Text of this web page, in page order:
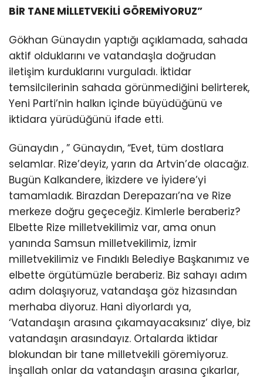
BİR TANE MİLLETVEKİLİ GÖREMİYORUZ”
Gökhan Günaydın yaptığı açıklamada, sahada
aktif olduklarını ve vatandaşla doğrudan
iletişim kurduklarını vurguladı. İktidar
temsilcilerinin sahada görünmediğini belirterek,
Yeni Parti’nin halkın içinde büyüdüğünü ve
iktidara yürüdüğünü ifade etti.
Günaydın , ” Günaydın, “Evet, tüm dostlara
selamlar. Rize’deyiz, yarın da Artvin’de olacağız.
Bugün Kalkandere, İkizdere ve İyidere’yi
tamamladık. Birazdan Derepazarı’na ve Rize
merkeze doğru geçeceğiz. Kimlerle beraberiz?
Elbette Rize milletvekilimiz var, ama onun
yanında Samsun milletvekilimiz, İzmir
milletvekilimiz ve Fındıklı Belediye Başkanımız ve
elbette örgütümüzle beraberiz. Biz sahayı adım
adım dolaşıyoruz, vatandaşa göz hizasından
merhaba diyoruz. Hani diyorlardı ya,
‘Vatandaşın arasına çıkamayacaksınız’ diye, biz
vatandaşın arasındayız. Ortalarda iktidar
blokundan bir tane milletvekili göremiyoruz.
İnşallah onlar da vatandaşın arasına çıkarlar,